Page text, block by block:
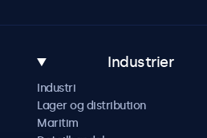
Industrier
Industri
Lager og distribution
Maritim